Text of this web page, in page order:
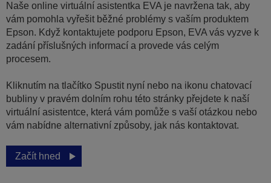
Naše online virtuální asistentka EVA je navržena tak, aby
vám pomohla vyřešit běžné problémy s vaším produktem
Epson. Když kontaktujete podporu Epson, EVA vás vyzve k
zadání příslušných informací a provede vás celým
procesem.
Kliknutím na tlačítko Spustit nyní nebo na ikonu chatovací
bubliny v pravém dolním rohu této stránky přejdete k naší
virtuální asistentce, která vám pomůže s vaší otázkou nebo
vám nabídne alternativní způsoby, jak nás kontaktovat.
Začít hned